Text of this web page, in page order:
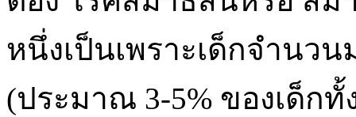
หนึ่งเป็นเพราะเด็กจำนว
(ประมาณ 3-5% ของเด็ก